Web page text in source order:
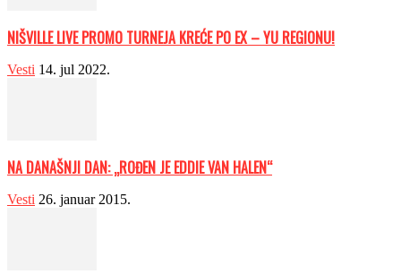
NIŠVILLE LIVE PROMO TURNEJA KREĆE PO EX – YU REGIONU!
Vesti 14. jul 2022.
NA DANAŠNJI DAN: „ROĐEN JE EDDIE VAN HALEN“
Vesti 26. januar 2015.